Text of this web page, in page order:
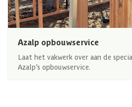
Azalp opbouwservice
Laat het vakwerk over aan de
Azalp’s opbouwservice.